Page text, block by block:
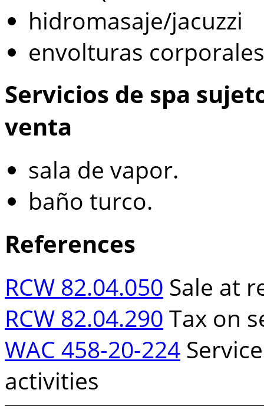
hidromasaje/jacuzzi
envolturas
Servicios de spa
venta
sala de vapor.
baño turco.
References
RCW 82.04.050 Sale at
RCW 82.04.290 Tax on
WAC 458-20-224
activities